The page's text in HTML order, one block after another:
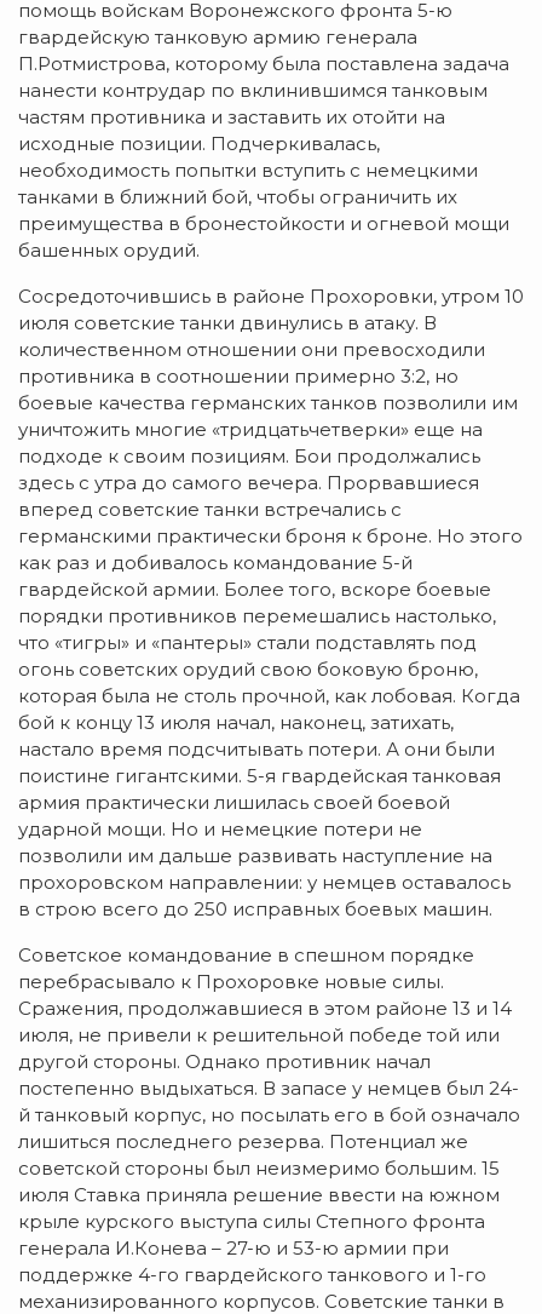
помощь войскам Воронежского фронта 5-ю
гвардейскую танковую армию генерала
П.Ротмистрова, которому была поставлена задача
нанести контрудар по вклинившимся танковым
частям противника и заставить их отойти на
исходные позиции. Подчеркивалась,
необходимость попытки вступить с немецкими
танками в ближний бой, чтобы ограничить их
преимущества в бронестойкости и огневой мощи
башенных орудий.
Сосредоточившись в районе Прохоровки, утром 10
июля советские танки двинулись в атаку. В
количественном отношении они превосходили
противника в соотношении примерно 3:2, но
боевые качества германских танков позволили им
уничтожить многие «тридцатьчетверки» еще на
подходе к своим позициям. Бои продолжались
здесь с утра до самого вечера. Прорвавшиеся
вперед советские танки встречались с
германскими практически броня к броне. Но этого
как раз и добивалось командование 5-й
гвардейской армии. Более того, вскоре боевые
порядки противников перемешались настолько,
что «тигры» и «пантеры» стали подставлять под
огонь советских орудий свою боковую броню,
которая была не столь прочной, как лобовая. Когда
бой к концу 13 июля начал, наконец, затихать,
настало время подсчитывать потери. А они были
поистине гигантскими. 5-я гвардейская танковая
армия практически лишилась своей боевой
ударной мощи. Но и немецкие потери не
позволили им дальше развивать наступление на
прохоровском направлении: у немцев оставалось
в строю всего до 250 исправных боевых машин.
Советское командование в спешном порядке
перебрасывало к Прохоровке новые силы.
Сражения, продолжавшиеся в этом районе 13 и 14
июля, не привели к решительной победе той или
другой стороны. Однако противник начал
постепенно выдыхаться. В запасе у немцев был 24-
й танковый корпус, но посылать его в бой означало
лишиться последнего резерва. Потенциал же
советской стороны был неизмеримо большим. 15
июля Ставка приняла решение ввести на южном
крыле курского выступа силы Степного фронта
генерала И.Конева – 27-ю и 53-ю армии при
поддержке 4-го гвардейского танкового и 1-го
механизированного корпусов. Советские танки в